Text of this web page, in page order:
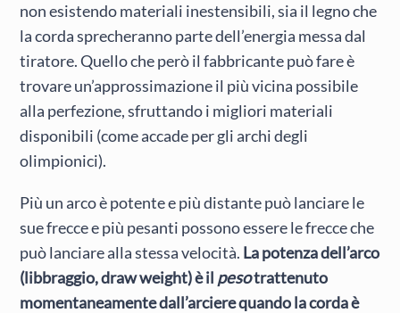
non esistendo materiali inestensibili, sia il legno che
la corda sprecheranno parte dell’energia messa dal
tiratore. Quello che però il fabbricante può fare è
trovare un’approssimazione il più vicina possibile
alla perfezione, sfruttando i migliori materiali
disponibili (come accade per gli archi degli
olimpionici).
Più un arco è potente e più distante può lanciare le
sue frecce e più pesanti possono essere le frecce che
può lanciare alla stessa velocità. La potenza dell’arco
(libbraggio, draw weight) è il pesotrattenuto
momentaneamente dall’arciere quando la corda è